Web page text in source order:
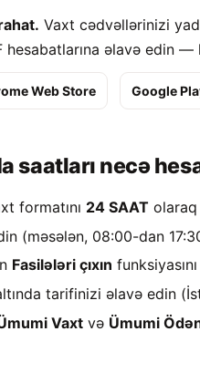
Vaxt cədvəllərinizi
əlavə edin —
Google
Web Store
saatları necə
formatını 24 SAATolaraq
(məsələn, 08:00-dan
Fasilələri çıxın
tarifinizi əlavə edin.
Vaxtvə Ümumi